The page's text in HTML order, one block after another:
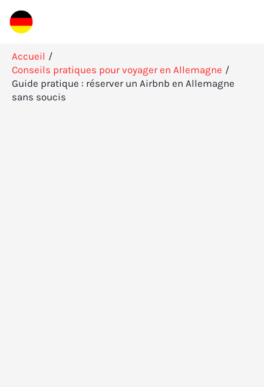
Aller
au
Accueil
Conseils pratiques pour voyager en Allemagne
Guide pratique : réserver un Airbnb en Allemagne
sans soucis
R
e
h
e